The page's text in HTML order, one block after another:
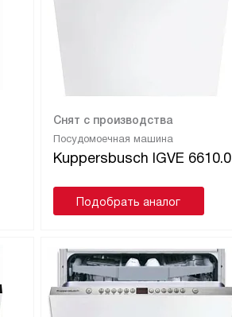
Посудомоечная машина
Kuppersbusch IGVE 6610.0
Снят с производства
Подобрать аналог